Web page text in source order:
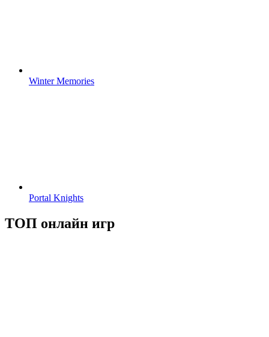
Winter Memories
Portal Knights
ТОП онлайн игр